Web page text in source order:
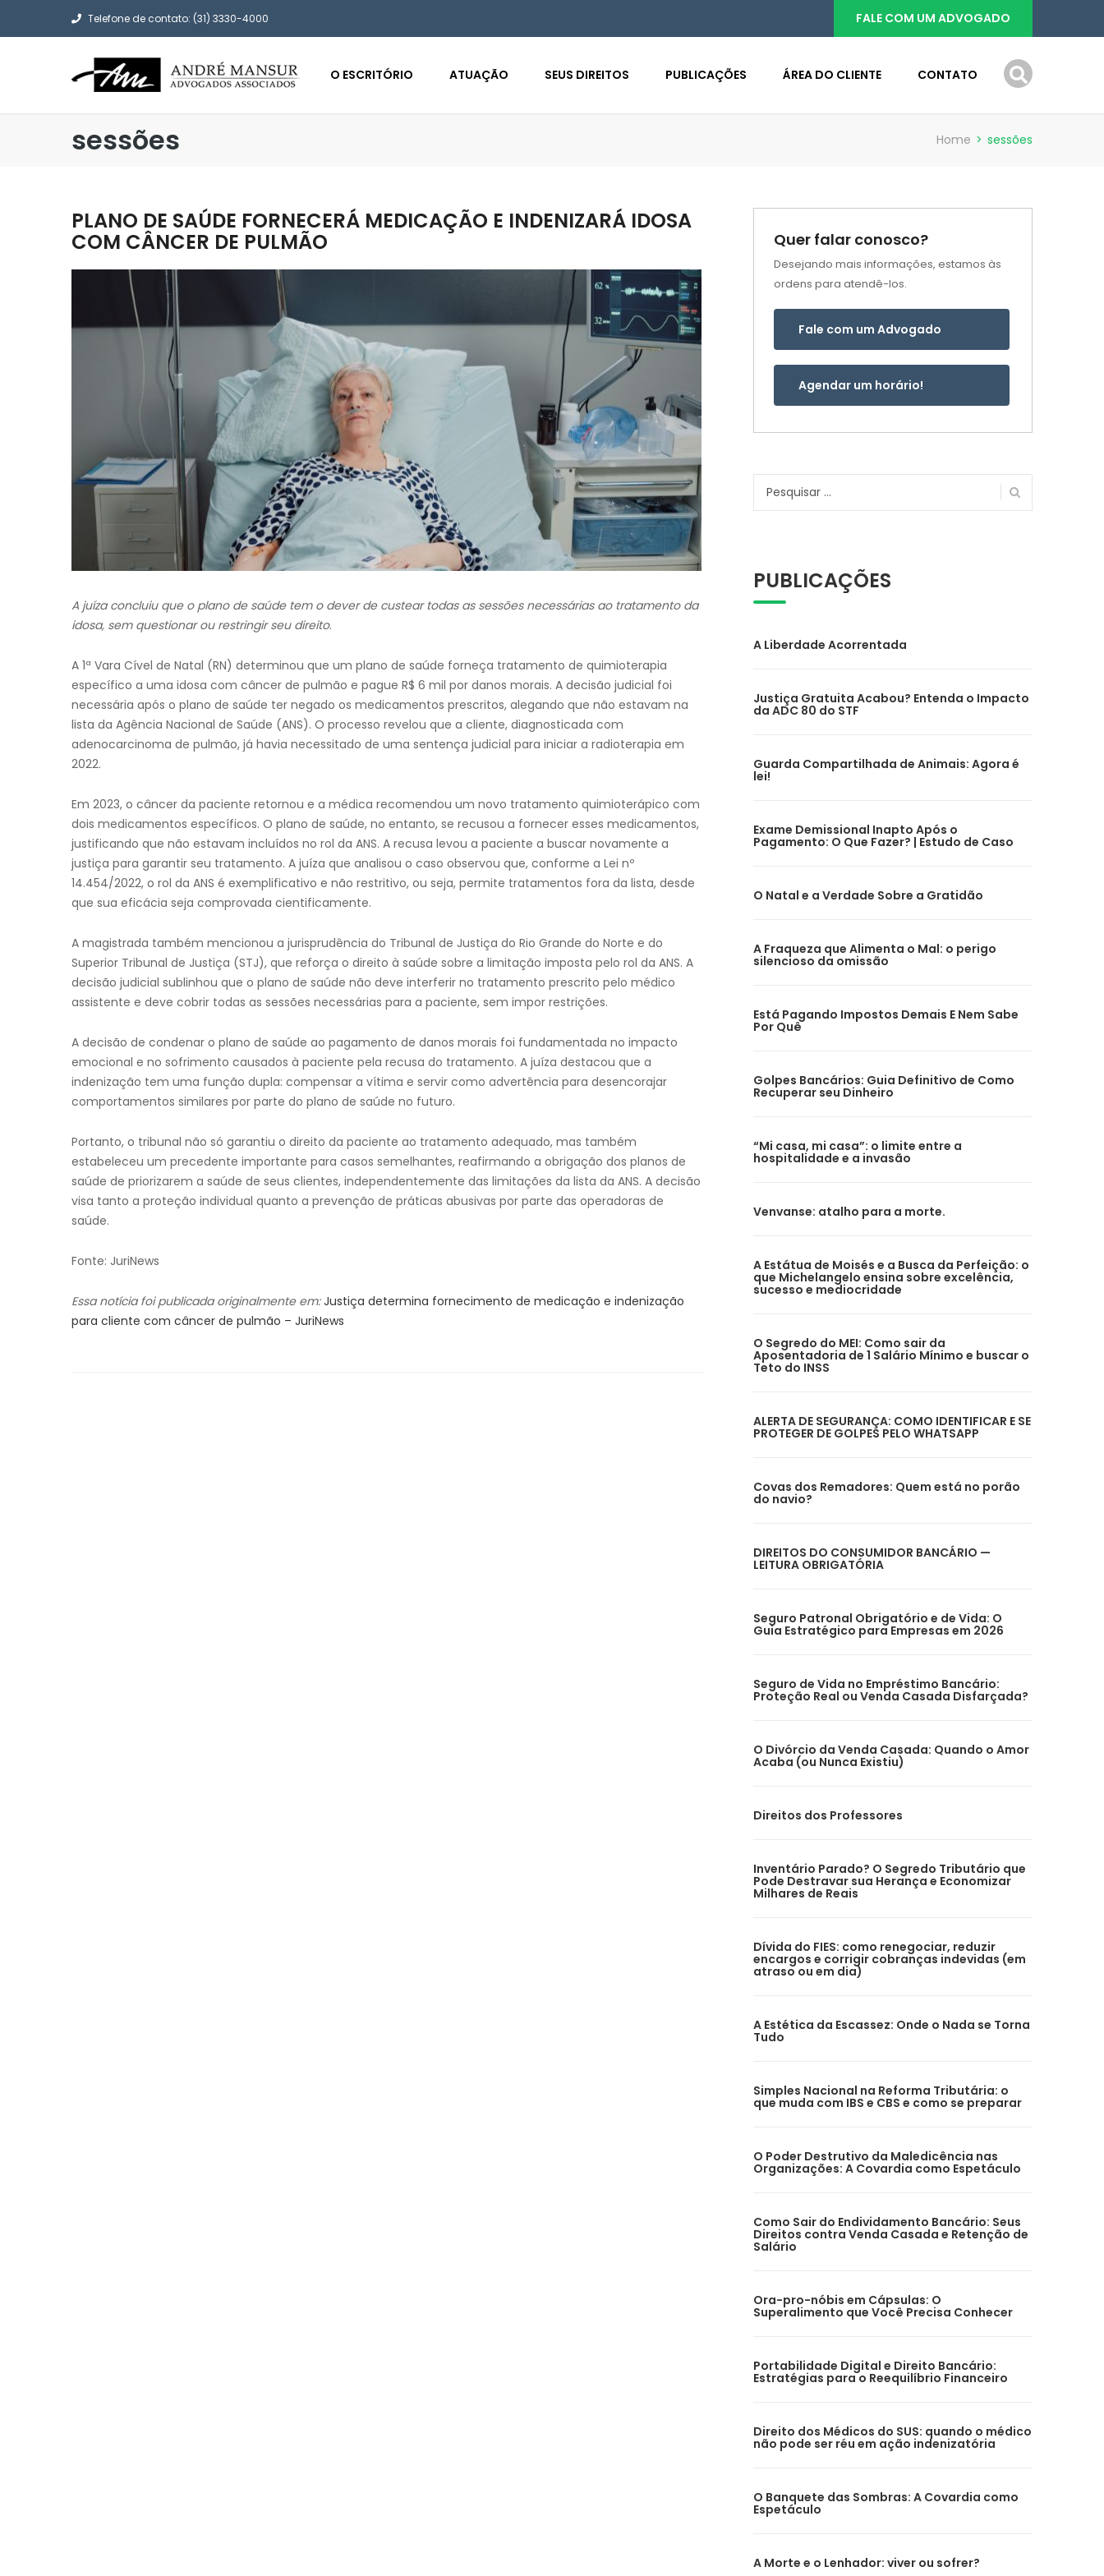
Telefone de contato: (31) 3330-4000 FALE COM UM ADVOGADO
O ESCRITÓRIO ATUAÇÃO SEUS DIREITOS PUBLICAÇÕES ÁREA DO CLIENTE CONTATO
sessões Home > sessões
PLANO DE SAÚDE FORNECERÁ MEDICAÇÃO E INDENIZARÁ IDOSA
COM CÂNCER DE PULMÃO
A juíza concluiu que o plano de saúde tem o dever de custear todas as sessões necessárias ao tratamento da
idosa, sem questionar ou restringir seu direito.
A 1ª Vara Cível de Natal (RN) determinou que um plano de saúde forneça tratamento de quimioterapia
específico a uma idosa com câncer de pulmão e pague R$ 6 mil por danos morais. A decisão judicial foi
necessária após o plano de saúde ter negado os medicamentos prescritos, alegando que não estavam na
lista da Agência Nacional de Saúde (ANS). O processo revelou que a cliente, diagnosticada com
adenocarcinoma de pulmão, já havia necessitado de uma sentença judicial para iniciar a radioterapia em
2022.
Em 2023, o câncer da paciente retornou e a médica recomendou um novo tratamento quimioterápico com
dois medicamentos específicos. O plano de saúde, no entanto, se recusou a fornecer esses medicamentos,
justificando que não estavam incluídos no rol da ANS. A recusa levou a paciente a buscar novamente a
justiça para garantir seu tratamento. A juíza que analisou o caso observou que, conforme a Lei nº
14.454/2022, o rol da ANS é exemplificativo e não restritivo, ou seja, permite tratamentos fora da lista, desde
que sua eficácia seja comprovada cientificamente.
A magistrada também mencionou a jurisprudência do Tribunal de Justiça do Rio Grande do Norte e do
Superior Tribunal de Justiça (STJ), que reforça o direito à saúde sobre a limitação imposta pelo rol da ANS. A
decisão judicial sublinhou que o plano de saúde não deve interferir no tratamento prescrito pelo médico
assistente e deve cobrir todas as sessões necessárias para a paciente, sem impor restrições.
A decisão de condenar o plano de saúde ao pagamento de danos morais foi fundamentada no impacto
emocional e no sofrimento causados à paciente pela recusa do tratamento. A juíza destacou que a
indenização tem uma função dupla: compensar a vítima e servir como advertência para desencorajar
comportamentos similares por parte do plano de saúde no futuro.
Portanto, o tribunal não só garantiu o direito da paciente ao tratamento adequado, mas também
estabeleceu um precedente importante para casos semelhantes, reafirmando a obrigação dos planos de
saúde de priorizarem a saúde de seus clientes, independentemente das limitações da lista da ANS. A decisão
visa tanto a proteção individual quanto a prevenção de práticas abusivas por parte das operadoras de
saúde.
Fonte: JuriNews
Essa notícia foi publicada originalmente em: Justiça determina fornecimento de medicação e indenização
para cliente com câncer de pulmão – JuriNews
Quer falar conosco?
Desejando mais informações, estamos às
ordens para atendê-los.
Fale com um Advogado
Agendar um horário!
Pesquisar
PUBLICAÇÕES
A Liberdade Acorrentada
Justiça Gratuita Acabou? Entenda o Impacto
da ADC 80 do STF
Guarda Compartilhada de Animais: Agora é
lei!
Exame Demissional Inapto Após o
Pagamento: O Que Fazer? | Estudo de Caso
O Natal e a Verdade Sobre a Gratidão
A Fraqueza que Alimenta o Mal: o perigo
silencioso da omissão
Está Pagando Impostos Demais E Nem Sabe
Por Quê
Golpes Bancários: Guia Definitivo de Como
Recuperar seu Dinheiro
“Mi casa, mi casa”: o limite entre a
hospitalidade e a invasão
Venvanse: atalho para a morte.
A Estátua de Moisés e a Busca da Perfeição: o
que Michelangelo ensina sobre excelência,
sucesso e mediocridade
O Segredo do MEI: Como sair da
Aposentadoria de 1 Salário Mínimo e buscar o
Teto do INSS
ALERTA DE SEGURANÇA: COMO IDENTIFICAR E SE
PROTEGER DE GOLPES PELO WHATSAPP
Covas dos Remadores: Quem está no porão
do navio?
DIREITOS DO CONSUMIDOR BANCÁRIO —
LEITURA OBRIGATÓRIA
Seguro Patronal Obrigatório e de Vida: O
Guia Estratégico para Empresas em 2026
Seguro de Vida no Empréstimo Bancário:
Proteção Real ou Venda Casada Disfarçada?
O Divórcio da Venda Casada: Quando o Amor
Acaba (ou Nunca Existiu)
Direitos dos Professores
Inventário Parado? O Segredo Tributário que
Pode Destravar sua Herança e Economizar
Milhares de Reais
Dívida do FIES: como renegociar, reduzir
encargos e corrigir cobranças indevidas (em
atraso ou em dia)
A Estética da Escassez: Onde o Nada se Torna
Tudo
Simples Nacional na Reforma Tributária: o
que muda com IBS e CBS e como se preparar
O Poder Destrutivo da Maledicência nas
Organizações: A Covardia como Espetáculo
Como Sair do Endividamento Bancário: Seus
Direitos contra Venda Casada e Retenção de
Salário
Ora-pro-nóbis em Cápsulas: O
Superalimento que Você Precisa Conhecer
Portabilidade Digital e Direito Bancário:
Estratégias para o Reequilíbrio Financeiro
Direito dos Médicos do SUS: quando o médico
não pode ser réu em ação indenizatória
O Banquete das Sombras: A Covardia como
Espetáculo
A Morte e o Lenhador: viver ou sofrer?